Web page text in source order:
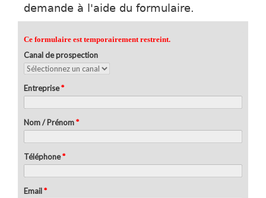
demande à l'aide du formulaire.